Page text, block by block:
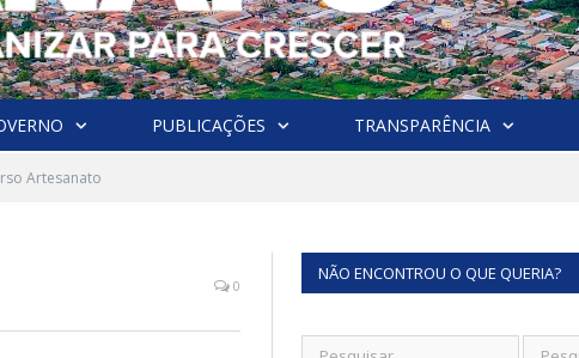
PUBLICAÇÕES TRANSPARÊNCIA
Artesanato
0
NÃO ENCONTROU O QUE QUERIA?